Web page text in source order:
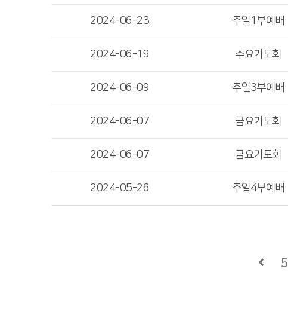
2024-06-23 주일1부예배
2024-06-19 수요기도회
2024-06-09 주일3부예배
2024-06-07 금요기도회
2024-06-07 금요기도회
2024-05-26 주일4부예배
5